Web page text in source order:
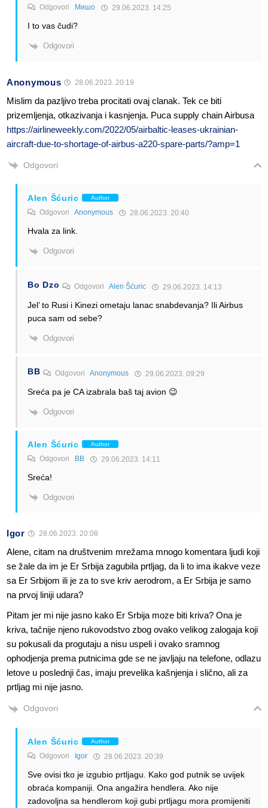
Odgovori Мишо 29.06.2023. 14:25
I to vas čudi?
Odgovori
Anonymous 28.06.2023. 20:19
Mislim da pazljivo treba procitati ovaj clanak. Tek ce biti
prizemljenja, otkazivanja i kasnjenja. Puca supply chain Airbusa
https://airlineweekly.com/2022/05/airbaltic-leases-ukrainian-
aircraft-due-to-shortage-of-airbus-a220-spare-parts/?amp=1
Odgovori
Alen Šćuric Author
Odgovori Anonymous 28.06.2023. 20:40
Hvala za link.
Odgovori
Bo Dzo OdgovoriAlen Šćuric 29.06.2023. 14:13
Jel’ to Rusi i Kinezi ometaju lanac snabdevanja? Ili Airbus
puca sam od sebe?
Odgovori
BB OdgovoriAnonymous 29.06.2023. 09:29
Sreća pa je CA izabrala baš taj avion 😉
Odgovori
Alen Šćuric Author
Odgovori BB 29.06.2023. 14:11
Sreća!
Odgovori
Igor 28.06.2023. 20:08
Alene, citam na društvenim mrežama mnogo komentara ljudi koji
se žale da im je Er Srbija zagubila prtljag, da li to ima ikakve veze
sa Er Srbijom ili je za to sve kriv aerodrom, a Er Srbija je samo
na prvoj liniji udara?
Pitam jer mi nije jasno kako Er Srbija moze biti kriva? Ona je
kriva, tačnije njeno rukovodstvo zbog ovako velikog zalogaja koji
su pokusali da progutaju a nisu uspeli i ovako sramnog
ophodjenja prema putnicima gde se ne javljaju na telefone, odlazu
letove u poslednji čas, imaju prevelika kašnjenja i slično, ali za
prtljag mi nije jasno.
Odgovori
Alen Šćuric Author
Odgovori Igor 28.06.2023. 20:39
Sve ovisi tko je izgubio prtljagu. Kako god putnik se uvijek
obraća kompaniji. Ona angažira hendlera. Ako nije
zadovoljna sa hendlerom koji gubi prtljagu mora promijeniti